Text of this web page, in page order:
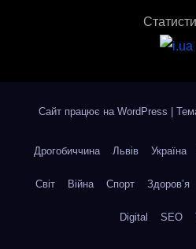
Сайт працює на WordPress |
Дрогобиччина Львів Україна
Світ Війна Спорт Здоров’я
Digital SEO